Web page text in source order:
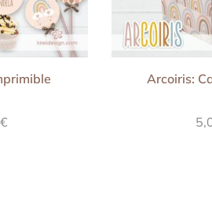
€
Arcoiris: